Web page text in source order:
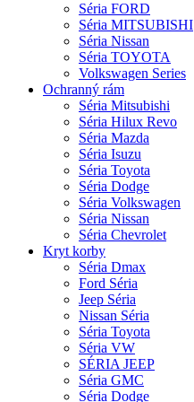
Séria FORD
Séria MITSUBISHI
Séria Nissan
Séria TOYOTA
Volkswagen Series
Ochranný rám
Séria Mitsubishi
Séria Hilux Revo
Séria Mazda
Séria Isuzu
Séria Toyota
Séria Dodge
Séria Volkswagen
Séria Nissan
Séria Chevrolet
Kryt korby
Séria Dmax
Ford Séria
Jeep Séria
Nissan Séria
Séria Toyota
Séria VW
SÉRIA JEEP
Séria GMC
Séria Dodge